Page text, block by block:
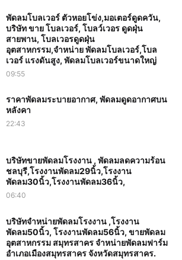
พัดลมโบลเวอร์ ตัวหอยโข่ง,มอเตอร์ดูดควัน,
บริษัท ขาย โบลเวอร์, โบลว์เวอร ดูดฝุ่น
สายพาน, โบลเวอรดูดฝุ่น
อุตสาหกรรม,จำหน่าย พัดลมโบลเวอร์,โบล
เวอร์ แรงดันสูง, พัดลมโบลเวอร์ขนาดใหญ่
09:55
ราคาพัดลมระบายอากาศ, พัดลมดูดอากาศบน
หลังคา
22:43
บริษัทขายพัดลมโรงงาน , พัดลมลดความร้อน
ชลบุรี,โรงงานพัดลม29นิ้ว,โรงงาน
พัดลม30นิ้ว,โรงงานพัดลม36นิ้ว,
06:40
บริษัทจำหน่ายพัดลมโรงงาน ,โรงงาน
พัดลม50นิ้ว, โรงงานพัดลม56นิ้ว, ขายพัดลม
อุตสาหกรรม สมุทรสาคร จำหน่ายพัดลมฟาร์ม
อำเภอเมืองสมุทรสาคร จังหวัดสมุทรสาคร.